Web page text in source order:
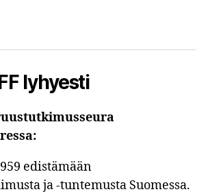
lyhyesti
edistämään
ja -tuntemusta Suomessa.